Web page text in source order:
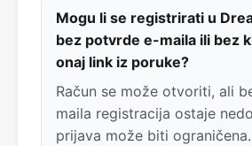
Mogu li se registrirati u
bez potvrde e-maila ili bez
onaj link iz poruke?
Račun se može otvoriti, ali
maila registracija ostaje
prijava može biti